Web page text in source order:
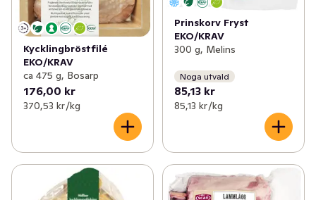
Kycklingbröstfilé
EKO/KRAV
ca 475 g, Bosarp
176,00 kr
370,53 kr /kg
Prinskorv Fryst
EKO/KRAV
300 g, Melins
Noga utvald
85,13 kr
85,13 kr /kg